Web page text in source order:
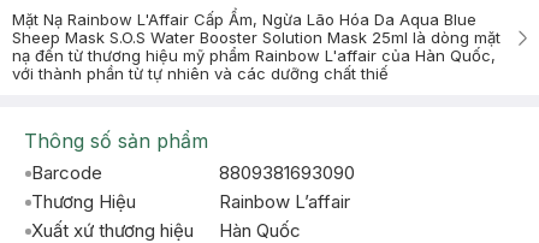
Mặt Nạ Rainbow L'Affair Cấp Ẩm, Ngừa Lão Hóa Da Aqua Blue
Sheep Mask S.O.S Water Booster Solution Mask 25ml là dòng mặt
nạ đến từ thương hiệu mỹ phẩm Rainbow L'affair của Hàn Quốc,
với thành phần từ tự nhiên và các dưỡng chất thiế
Thông số sản phẩm
Barcode
8809381693090
Thương Hiệu
Rainbow L’affair
Xuất xứ thương hiệu
Hàn Quốc